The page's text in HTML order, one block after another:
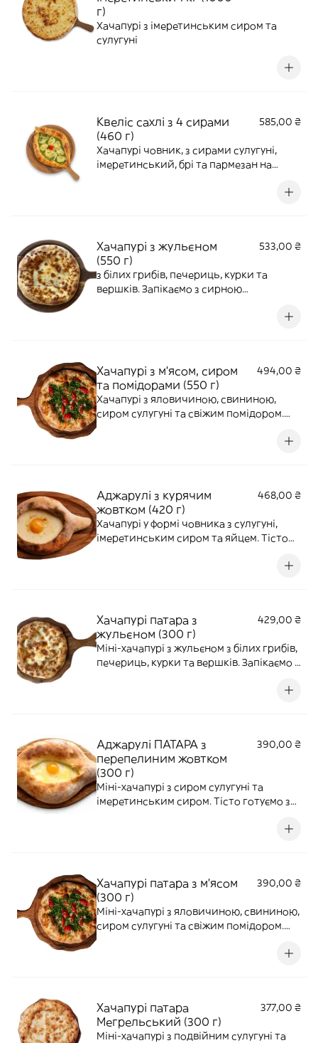
г)
Хачапурі з імеретинським сиром та
сулугуні
Квеліс сахлі з 4 сирами
(460 г)
585,00 ₴
Хачапурі човник, з сирами сулугуні,
імеретинський, брі та пармезан на
Хачапурі з жульєном
(550 г)
533,00 ₴
з білих грибів, печериць, курки та
вершків. Запікаємо з сирною
Хачапурі з м'ясом, сиром
та помідорами (550 г)
494,00 ₴
Хачапурі з яловичиною, свининою,
сиром сулугуні та свіжим помідором.
Аджарулі з курячим
жовтком (420 г)
468,00 ₴
Хачапурі у формі човника з сулугуні,
імеретинським сиром та яйцем. Тісто
На доставку яйце замішується з сиром
Хачапурі патара з
жульєном (300 г)
429,00 ₴
Міні-хачапурі з жульєном з білих грибів,
печериць, курки та вершків. Запікаємо з
Аджарулі ПАТАРА з
перепелиним жовтком
(300 г)
390,00 ₴
Міні-хачапурі з сиром сулугуні та
імеретинським сиром. Тісто готуємо з
Хачапурі патара з м'ясом
(300 г)
390,00 ₴
Міні-хачапурі з яловичиною, свининою,
сиром сулугуні та свіжим помідором.
Хачапурі патара
Мегрельський (300 г)
377,00 ₴
Міні-хачапурі з подвійним сулугуні та